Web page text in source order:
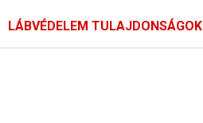
LÁBVÉDELEM TULAJDONSÁGOK